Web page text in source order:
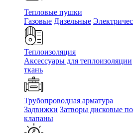
Тепловые пушки
Газовые Дизельные
Теплоизоляция
Аксессуары для теплоизоляции
ткань
Трубопроводная арматура
Задвижки Затворы дисковые
клапаны